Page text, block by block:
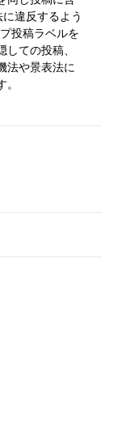
違反するよう
投稿ラベルを
ての投稿、
法や景表法に